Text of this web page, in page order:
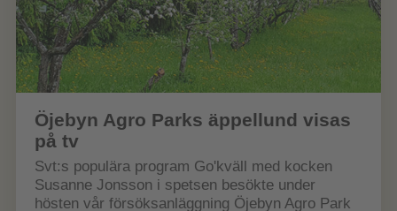
Öjebyn Agro Parks äppellund visas
på tv
Svt:s populära program Go'kväll med kocken
Susanne Jonsson i spetsen besökte under
hösten vår försöksanläggning Öjebyn Agro Park